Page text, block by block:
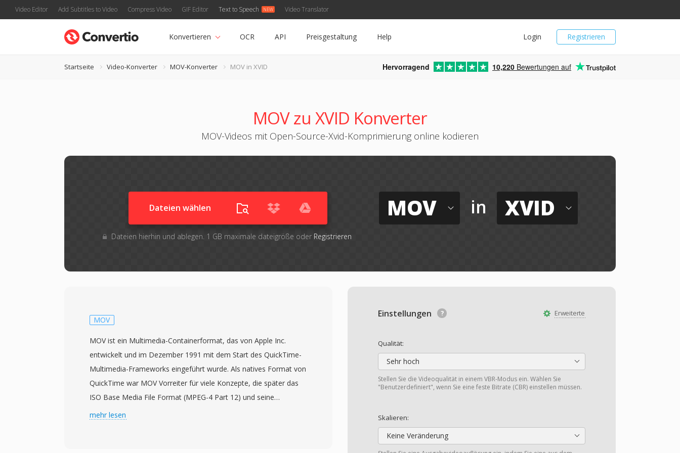
Video Editor Add Subtitles to Video Compress Video GIF Editor Text to Speech Video Translator
Registrieren
Login
Konvertieren OCR API Preisgestaltung Help
Startseite Video-Konverter MOV-Konverter MOV in XVID Hervorragend 10,220 Bewertungen auf
MOV zu XVID Konverter
MOV-Videos mit Open-Source-Xvid-Komprimierung online kodieren
Dateien wählen
Dateien hierhin und ablegen. 1 GB maximale dateigröße oder Registrieren
MOV in XVID
Erweiterte
Einstellungen
Qualität:
Sehr hoch
Stellen Sie die Videoqualität in einem VBR-Modus ein. Wählen Sie
"Benutzerdefiniert", wenn Sie eine feste Bitrate (CBR) einstellen müssen.
Skalieren:
Keine Veränderung
MOV
MOV ist ein Multimedia-Containerformat, das von Apple Inc.
entwickelt und im Dezember 1991 mit dem Start des QuickTime-
Multimedia-Frameworks eingeführt wurde. Als natives Format von
QuickTime war MOV Vorreiter für viele Konzepte, die später das
ISO Base Media File Format (MPEG-4 Part 12) und seine
Ableitungen einschließlich MP4 beeinflussten. Der Container
mehr lesen